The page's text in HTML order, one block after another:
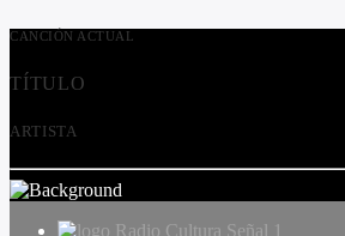
CANCIÓN ACTUAL
TÍTULO
ARTISTA
Radio Cultura Señal 1